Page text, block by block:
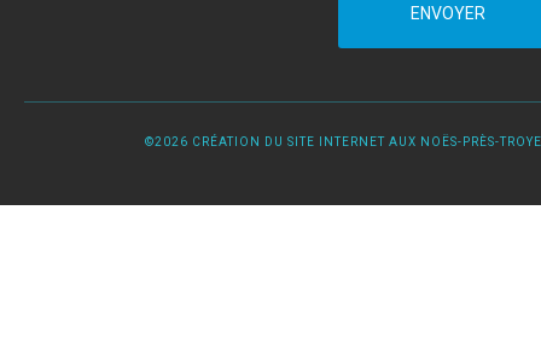
ENVOYER
©2026 CRÉATION DU SITE INTERNET AUX NOËS-PRÈS-